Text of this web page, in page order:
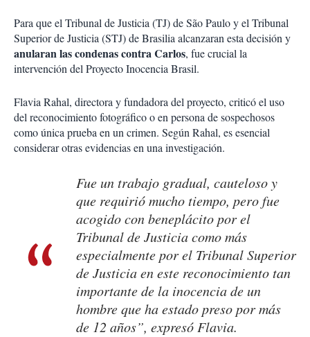
Para que el Tribunal de Justicia (TJ) de São Paulo y el Tribunal
Superior de Justicia (STJ) de Brasilia alcanzaran esta decisión y
anularan las condenas contra Carlos, fue crucial la
intervención del Proyecto Inocencia Brasil.
Flavia Rahal, directora y fundadora del proyecto, criticó el uso
del reconocimiento fotográfico o en persona de sospechosos
como única prueba en un crimen. Según Rahal, es esencial
considerar otras evidencias en una investigación.
Fue un trabajo gradual, cauteloso y
que requirió mucho tiempo, pero fue
acogido con beneplácito por el
Tribunal de Justicia como más
especialmente por el Tribunal Superior
de Justicia en este reconocimiento tan
importante de la inocencia de un
hombre que ha estado preso por más
de 12 años”, expresó Flavia.